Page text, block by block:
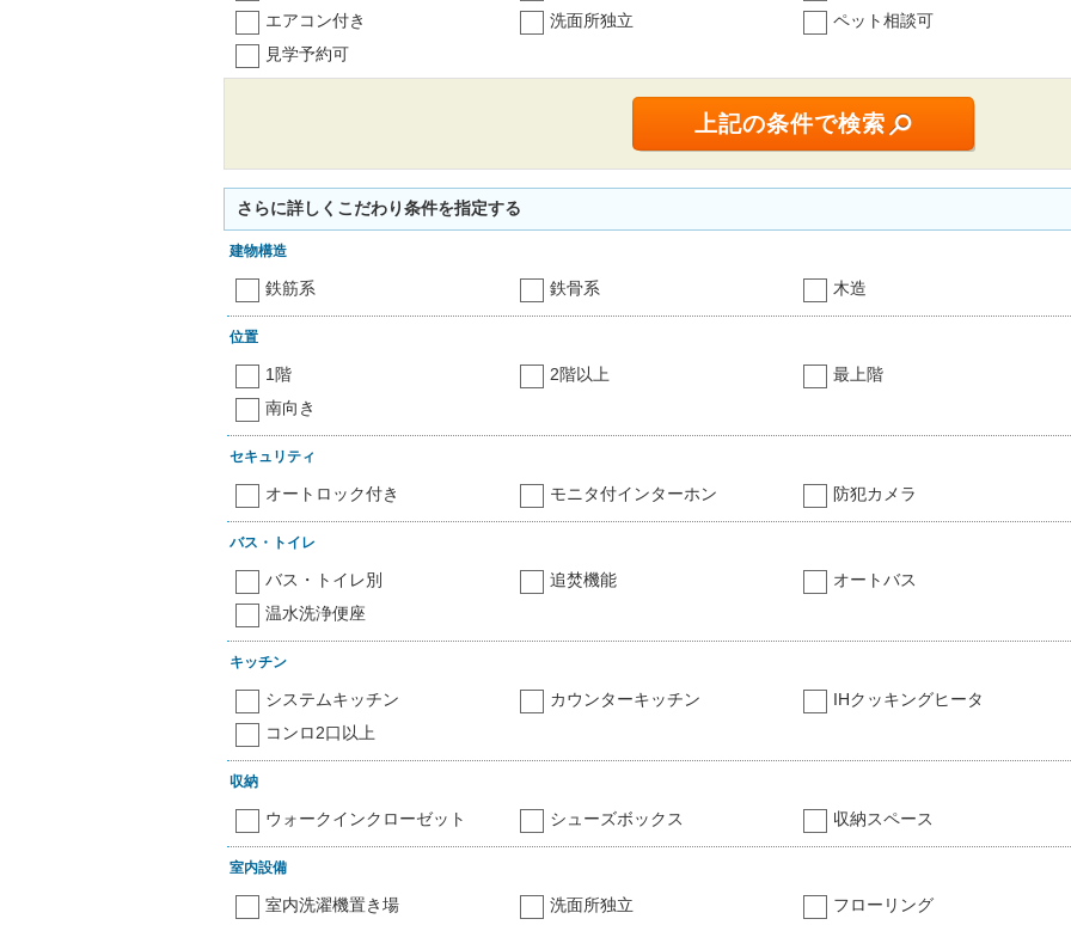
エアコン付き
洗面所独立 ペット相談可
見学予約可
さらに詳しくこだわり条件を指定する
建物構造
鉄筋系 鉄骨系 木造
位置
1階 2階以上 最上階
南向き
セキュリティ
オートロック付き モニタ付インターホン 防犯カメラ
バス・トイレ
バス・トイレ別 追焚機能 オートバス
温水洗浄便座
キッチン
システムキッチン カウンターキッチン IHクッキングヒータ
コンロ2口以上
収納
ウォークインクローゼット シューズボックス 収納スペース
室内設備
室内洗濯機置き場 洗面所独立 フローリング